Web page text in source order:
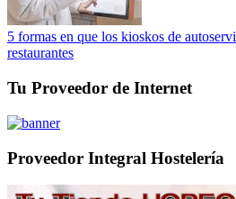
5 formas en que los kioskos de
restaurantes
Tu Proveedor de Internet
Proveedor Integral Hostelería